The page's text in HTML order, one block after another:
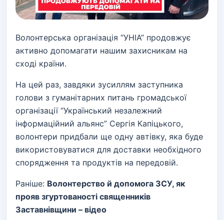
Волонтерська організація “УНІА” продовжує
активно допомагати нашим захисникам на
сході країни.
На цей раз, завдяки зусиллям заступника
голови з гуманітарних питань громадської
організації “Український незалежний
інформаційний альянс” Сергія Капіцького,
волонтери придбали ще одну автівку, яка буде
використовуватися для доставки необхідного
спорядження та продуктів на передовій.
Раніше: Волонтерство й допомога ЗСУ, як
прояв згуртованості священників
Заставнівщини – відео